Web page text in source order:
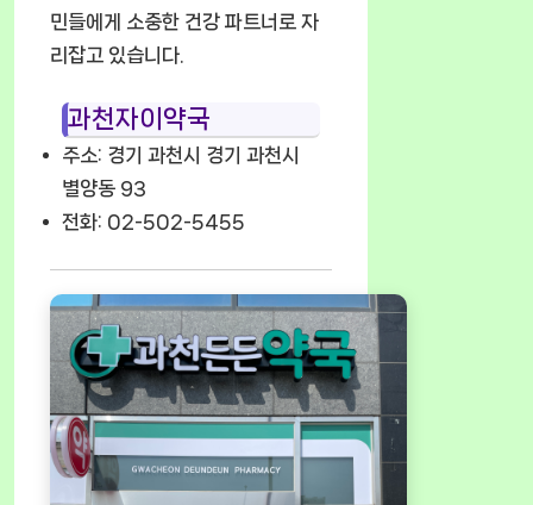
민들에게 소중한 건강 파트너로 자
리잡고 있습니다.
과천자이약국
주소: 경기 과천시 경기 과천시
별양동 93
전화: 02-502-5455